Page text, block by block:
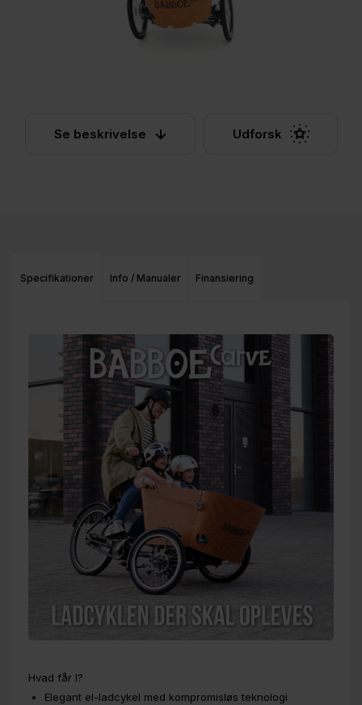
Se beskrivelse Udforsk
Specifikationer Info / Manualer Finansiering
Hvad får I?
Elegant el-ladcykel med kompromisløs teknologi